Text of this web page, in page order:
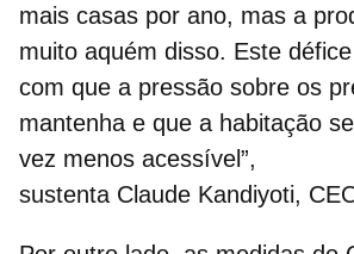
mais casas por ano, mas a
muito aquém disso. Este
com que a pressão sobre os
mantenha e que a habitação
vez menos acessível”,
sustenta Claude Kandiyoti,